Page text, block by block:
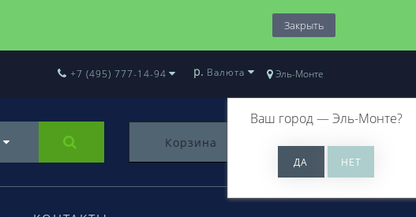
Закрыть
Эль-Монте
Ваш город —Эль-Монте?
+7 (495) 777-14-94 р. Валюта
Корзина 0